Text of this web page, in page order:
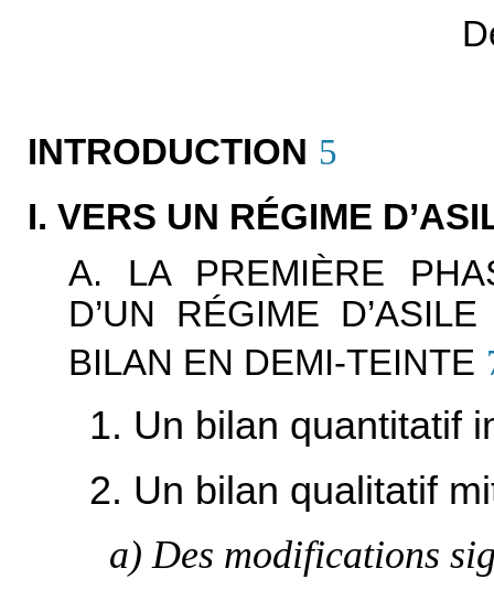
INTRODUCTION 5
I. VERS UN RÉGIME
A. LA PREMIÈRE
D’UN RÉGIME
BILAN EN DEMI-TEINTE
1. Un bilan quantitatif
2. Un bilan qualitatif
a) Des modifications